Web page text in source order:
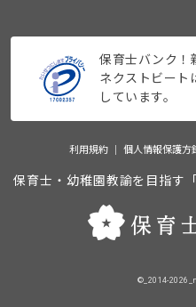
保育士バンク！
ネクストビート
しています。
利用規約 個人情報保護方
保育士・幼稚園教諭を目指す
©_2014-